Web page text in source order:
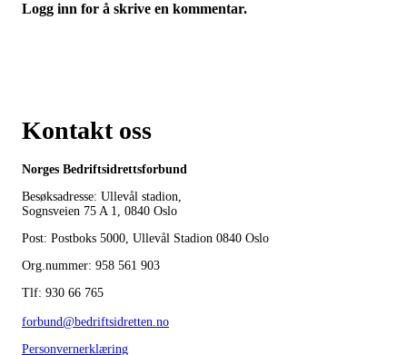
Logg inn for å skrive en kommentar.
Kontakt oss
Norges Bedriftsidrettsforbund
Besøksadresse: Ullevål stadion,
Sognsveien 75 A 1, 0840 Oslo
Post: Postboks 5000, Ullevål Stadion 0840 Oslo
Org.nummer: 958 561 903
Tlf: 930 66 765
forbund@bedriftsidretten.no
Personvernerklæring